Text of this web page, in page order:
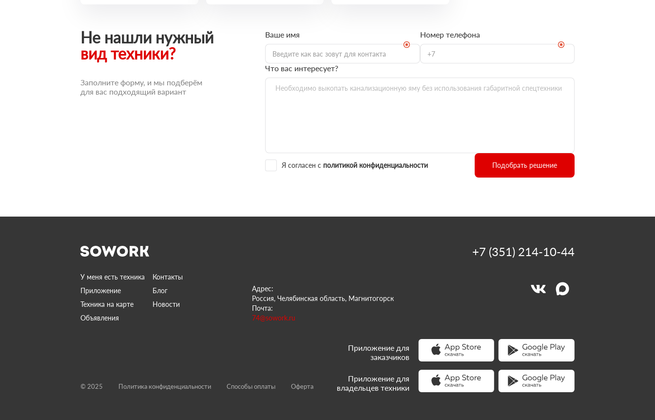
Не нашли нужный
вид техники?
Заполните форму, и мы подберём
для вас подходящий вариант
Ваше имя Номер телефона
Что вас интересует?
Я согласен с политикой конфиденциальности Подобрать решение
У меня есть техника
Контакты
Приложение
Блог
Техника на карте
Новости
Объявления
Адрес:
Россия, Челябинская область, Магнитогорск
Почта:
74@sowork.ru
+7 (351) 214-10-44
© 2025 Политика конфиденциальности Способы оплаты Оферта
Приложение для
заказчиков
Приложение для
владельцев техники